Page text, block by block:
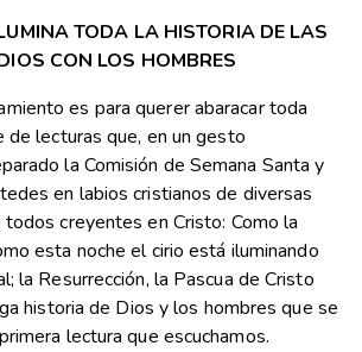
TODA LA HISTORIA DE LAS
CON LOS HOMBRES
es para querer abaracar toda
de lecturas que, en un gesto
la Comisión de Semana Santa y
en labios cristianos de diversas
creyentes en Cristo: Como la
esta noche el cirio está iluminando
la Resurrección, la Pascua de Cristo
historia de Dios y los hombres que se
lectura que escuchamos.